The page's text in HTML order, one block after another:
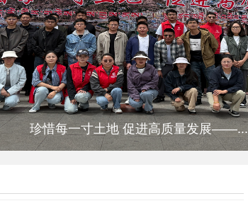
珍惜每一寸土地 促进高质量发展——...